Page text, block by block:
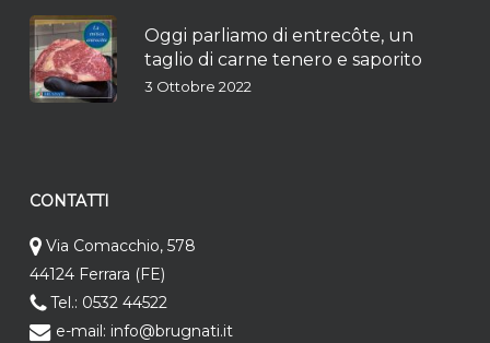
Oggi parliamo di entrecôte, un
taglio di carne tenero e saporito
3 Ottobre 2022
CONTATTI
Via Comacchio, 578
44124 Ferrara (FE)
Tel.: 0532 44522
e-mail: info@brugnati.it